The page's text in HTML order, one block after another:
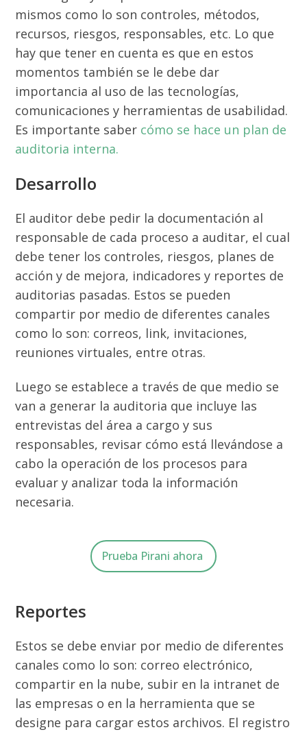
mismos como lo son controles, métodos,
recursos, riesgos, responsables, etc. Lo que
hay que tener en cuenta es que en estos
momentos también se le debe dar
importancia al uso de las tecnologías,
comunicaciones y herramientas de usabilidad.
Es importante saber cómo se hace un plan de
auditoria interna.
Desarrollo
El auditor debe pedir la documentación al
responsable de cada proceso a auditar, el cual
debe tener los controles, riesgos, planes de
acción y de mejora, indicadores y reportes de
auditorias pasadas. Estos se pueden
compartir por medio de diferentes canales
como lo son: correos, link, invitaciones,
reuniones virtuales, entre otras.
Luego se establece a través de que medio se
van a generar la auditoria que incluye las
entrevistas del área a cargo y sus
responsables, revisar cómo está llevándose a
cabo la operación de los procesos para
evaluar y analizar toda la información
necesaria.
Prueba Pirani ahora
Reportes
Estos se debe enviar por medio de diferentes
canales como lo son: correo electrónico,
compartir en la nube, subir en la intranet de
las empresas o en la herramienta que se
designe para cargar estos archivos. El registro